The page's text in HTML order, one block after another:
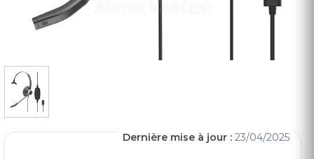
Dernière mise à jour : 23/04/2025